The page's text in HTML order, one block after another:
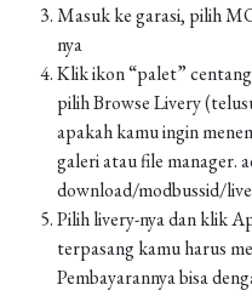
Masuk ke garasi, pilih
nya
Klik ikon “palet”
pilih Browse Livery
apakah kamu ingin
galeri atau file manager.
download/modbussid/
Pilih livery-nya dan klik
terpasang kamu harus
Pembayarannya bisa